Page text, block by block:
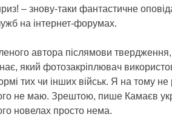
– знову-таки фантастичне
на інтернет-форумах.
автора післямови
який фотозакріплювач
тих чи інших військ. Я на тому
не маю. Зрештою, пише Камаєв
новелах просто нема.